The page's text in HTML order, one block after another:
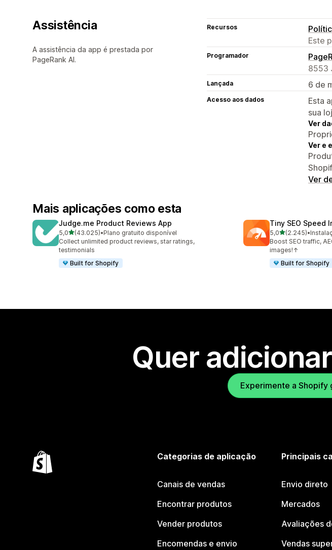
Assistência
A assistência da app é prestada por
PageRank AI.
Recursos
Este
Programador
8553
Lançada 6 de
Acesso aos dados
Esta
sua
Ver
Ver e
Ver
Mais aplicações como esta
Judge.me Product Reviews App
5,0de 5 estrelas
(43.025)
43025 total de avaliações
•Plano gratuito disponível
Collect unlimited product reviews, star ratings,
testimonials
Built for Shopify
Tiny SEO Speed
5,0de 5 estrelas
(2.245)
2245 total de•
Boost SEO traffic,
images!↑
Built for Shopify
Quer
Experimente a Shopify
Categorias de aplicação
Canais de vendas
Encontrar produtos
Vender produtos
Encomendas e envio
Principais
Envio direto
Mercados
Avaliações
Vendas